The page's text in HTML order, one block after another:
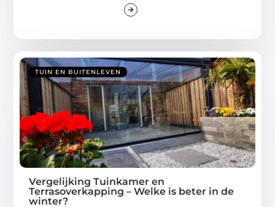
TUIN EN BUITENLEVEN
Vergelijking Tuinkamer en
Terrasoverkapping – Welke is beter in de
winter?